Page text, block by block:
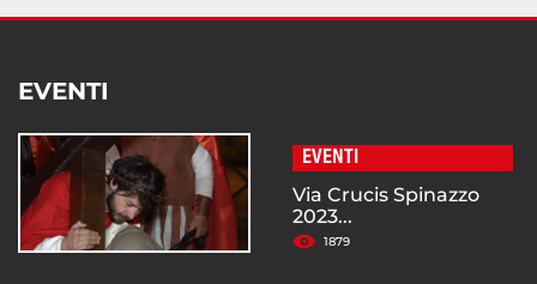
EVENTI
EVENTI
Via Crucis Spinazzo
2023...
1879